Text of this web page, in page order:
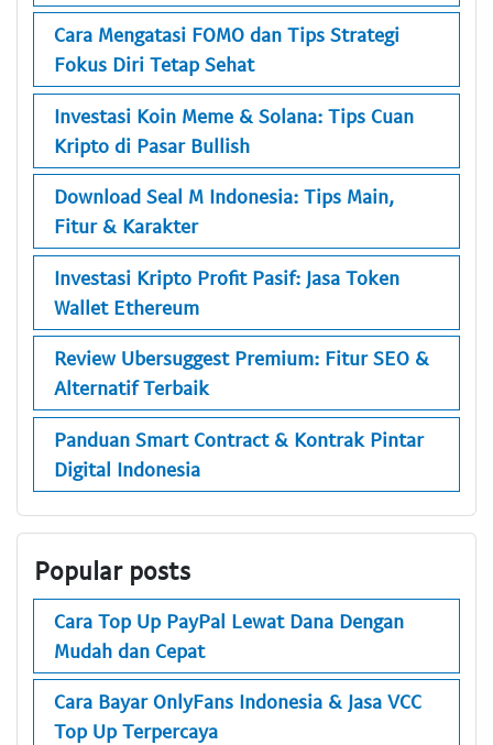
Cara Mengatasi FOMO dan Tips Strategi
Fokus Diri Tetap Sehat
Investasi Koin Meme & Solana: Tips Cuan
Kripto di Pasar Bullish
Download Seal M Indonesia: Tips Main,
Fitur & Karakter
Investasi Kripto Profit Pasif: Jasa Token
Wallet Ethereum
Review Ubersuggest Premium: Fitur SEO &
Alternatif Terbaik
Panduan Smart Contract & Kontrak Pintar
Digital Indonesia
Popular posts
Cara Top Up PayPal Lewat Dana Dengan
Mudah dan Cepat
Cara Bayar OnlyFans Indonesia & Jasa VCC
Top Up Terpercaya